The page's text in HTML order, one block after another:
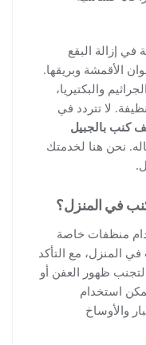
إزالة البقع
الأقمشة وبريقها.
والبكتيريا،
لا تتردد في
كنب بالجبيل
نحن هنا لخدمتك
في المنزل؟
منظفات خاصة
المنزل، مع التأكد
ظهور العفن أو
استخدام
والأوساخ